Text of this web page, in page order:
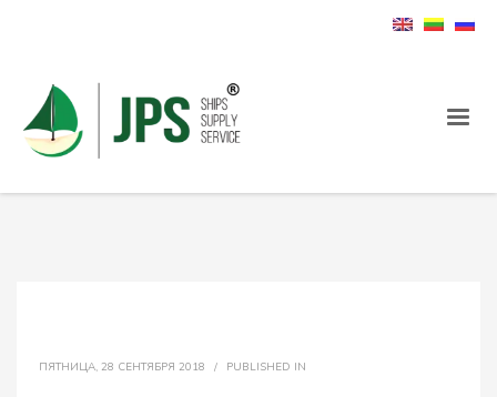
ПЯТНИЦА, 28 СЕНТЯБРЯ 2018 / PUBLISHED IN